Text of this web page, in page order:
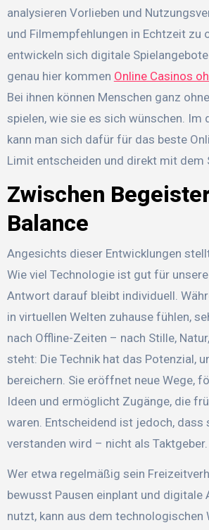
analysieren Vorlieben und
und Filmempfehlungen in Echtzeit zu
entwickeln sich digitale
genau hier kommen Online Casinos
Bei ihnen können Menschen ganz
spielen, wie sie es sich wünschen. Im
kann man sich dafür für das beste
Limit entscheiden und direkt mit dem
Zwischen
Balance
Angesichts dieser Entwicklungen
Wie viel Technologie ist gut für
Antwort darauf bleibt individuell.
in virtuellen Welten zuhause fühlen,
nach Offline-Zeiten – nach Stille,
steht: Die Technik hat das Potenzial,
bereichern. Sie eröffnet neue Wege,
Ideen und ermöglicht Zugänge, die
waren. Entscheidend ist jedoch, dass
verstanden wird – nicht als Taktgeber.
Wer etwa regelmäßig sein
bewusst Pausen einplant und digitale
nutzt, kann aus dem technologischen